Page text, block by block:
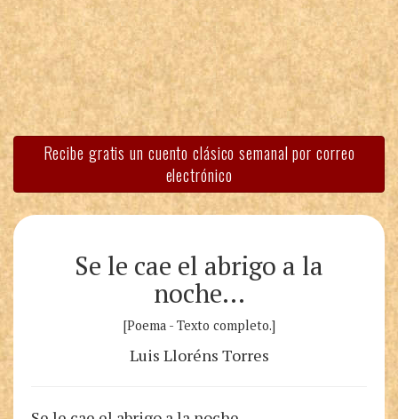
Recibe gratis un cuento clásico semanal por correo
electrónico
Se le cae el abrigo a la
noche…
[Poema - Texto completo.]
Luis Lloréns Torres